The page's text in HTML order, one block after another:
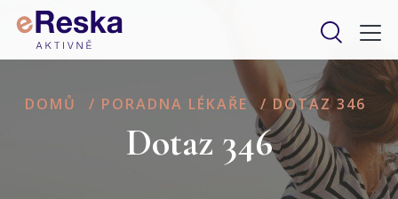
DOMŮ / PORADNA LÉKAŘE / DOTAZ 346
Dotaz 346